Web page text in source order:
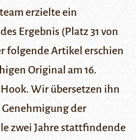
erzielte ein
Ergebnis (Platz 31 von
folgende Artikel erschien
Original am 16.
Hook. Wir übersetzen ihn
der
zwei Jahre stattfindende